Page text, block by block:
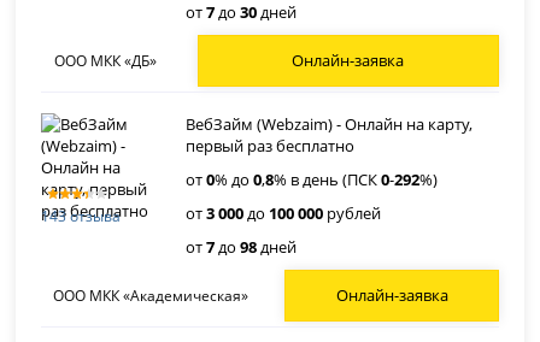
от7до30дней
ООО МКК «ДБ» Онлайн-заявка
143 отзыва
ВебЗайм (Webzaim) - Онлайн на карту,
первый раз бесплатно
от0% до0,8% в день (ПСК0-292%)
от3 000до 100 000 рублей
от7до98дней
ООО МКК «Академическая» Онлайн-заявка